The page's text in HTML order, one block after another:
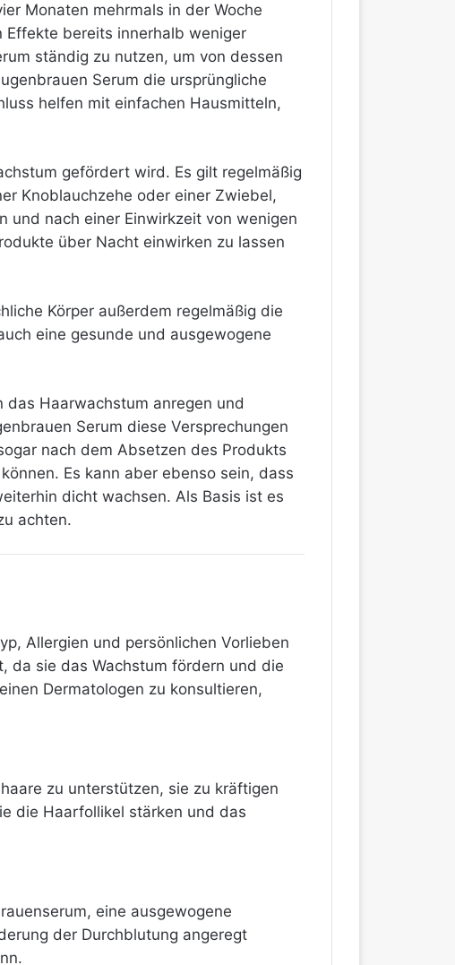
Monaten mehrmals in der Woche
bereits innerhalb weniger
ständig zu nutzen, um von dessen
Serum die ursprüngliche
helfen mit einfachen Hausmitteln,
gefördert wird. Es gilt regelmäßig
Knoblauchzehe oder einer Zwiebel,
und nach einer Einwirkzeit von wenigen
über Nacht einwirken zu lassen
Körper außerdem regelmäßig die
eine gesunde und ausgewogene
das Haarwachstum anregen und
Serum diese Versprechungen
nach dem Absetzen des Produkts
Es kann aber ebenso sein, dass
dicht wachsen. Als Basis ist es
achten.
Allergien und persönlichen Vorlieben
da sie das Wachstum fördern und die
Dermatologen zu konsultieren,
zu unterstützen, sie zu kräftigen
die Haarfollikel stärken und das
eine ausgewogene
der Durchblutung angeregt